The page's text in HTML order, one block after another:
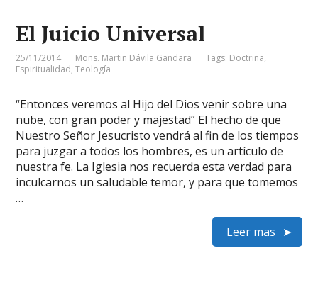
El Juicio Universal
25/11/2014 Mons. Martin Dávila Gandara Tags: Doctrina,
Espiritualidad,Teología
“Entonces veremos al Hijo del Dios venir sobre una
nube, con gran poder y majestad” El hecho de que
Nuestro Señor Jesucristo vendrá al fin de los tiempos
para juzgar a todos los hombres, es un artículo de
nuestra fe. La Iglesia nos recuerda esta verdad para
inculcarnos un saludable temor, y para que tomemos
…
Leer mas